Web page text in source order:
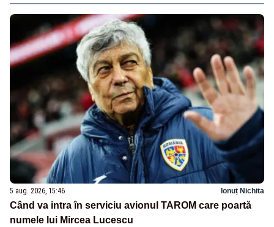
5 aug. 2026, 15:46 Ionuț Nichita
Când va intra în serviciu avionul TAROM care poartă
numele lui Mircea Lucescu